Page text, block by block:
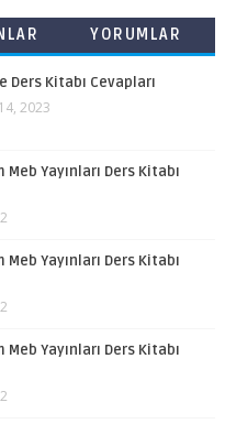
YORUMLAR
Ders Kitabı Cevapları
2023
Meb Yayınları Ders Kitabı
Meb Yayınları Ders Kitabı
Meb Yayınları Ders Kitabı